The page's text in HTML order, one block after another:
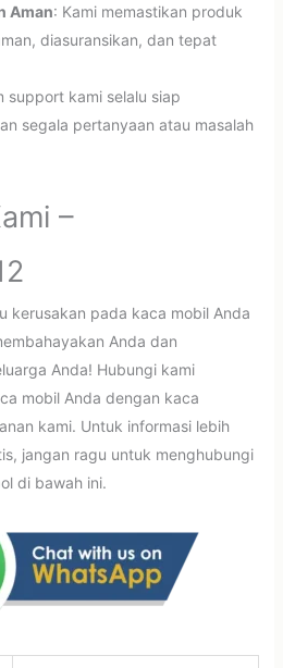
Aman: Kami memastikan produk
diasuransikan, dan tepat
support kami selalu siap
segala pertanyaan atau masalah
–
kerusakan pada kaca mobil Anda
Anda dan
Anda! Hubungi kami
mobil Anda dengan kaca
kami. Untuk informasi lebih
jangan ragu untuk menghubungi
di bawah ini.